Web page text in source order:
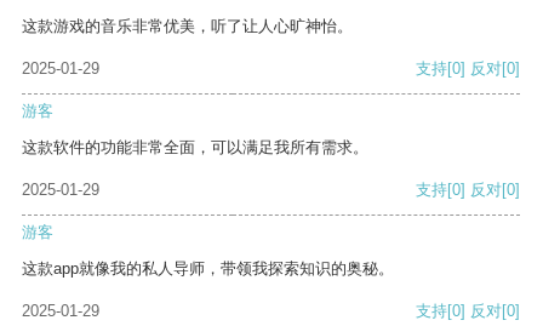
这款游戏的音乐非常优美，听了让人心旷神怡。
2025-01-29 支持[0] 反对[0]
游客
这款软件的功能非常全面，可以满足我所有需求。
2025-01-29 支持[0] 反对[0]
游客
这款app就像我的私人导师，带领我探索知识的奥秘。
2025-01-29 支持[0] 反对[0]